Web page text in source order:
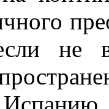
не